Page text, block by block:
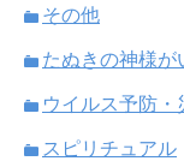
その他
たぬきの神様が
ウイルス予防・
スピリチュアル